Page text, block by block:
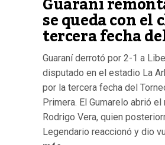
se queda con el
tercera fecha
Guaraní derrotó por 2-1 a
disputado en el estadio La
por la tercera fecha del
Primera. El Gumarelo abrió
Rodrigo Vera, quien
Legendario reaccionó y dio